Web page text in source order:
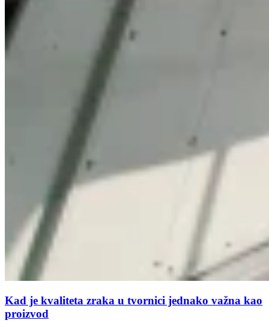
Kad je kvaliteta zraka u tvornici jednako važna kao
proizvod